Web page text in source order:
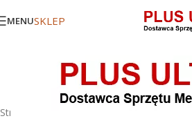
MENUSKLEP
Strona główna